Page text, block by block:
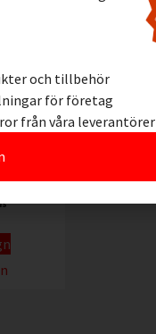
Nöd
och tillbehör
för företag
från våra leverantörer